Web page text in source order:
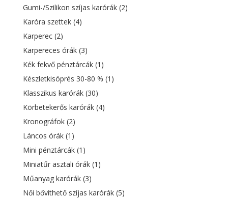
Gumi-/Szilikon szíjas karórák (2)
Karóra szettek (4)
Karperec (2)
Karpereces órák (3)
Kék fekvő pénztárcák (1)
Készletkisöprés 30-80 % (1)
Klasszikus karórák (30)
Körbetekerős karórák (4)
Kronográfok (2)
Láncos órák (1)
Mini pénztárcák (1)
Miniatűr asztali órák (1)
Műanyag karórák (3)
Női bővíthető szíjas karórák (5)